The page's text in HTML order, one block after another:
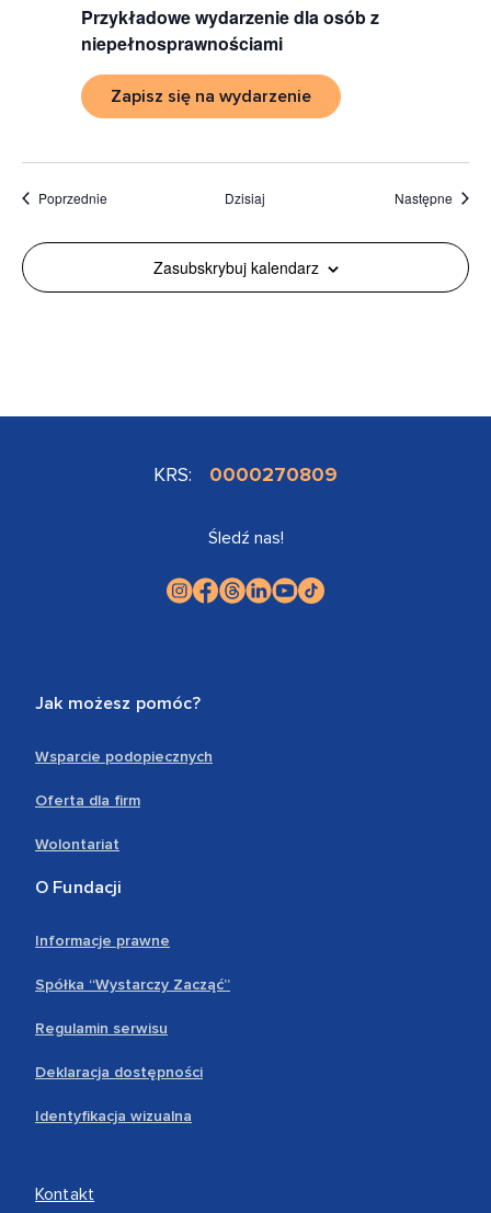
Przykładowe wydarzenie dla osób z
niepełnosprawnościami
Zapisz się na wydarzenie
Poprzednie Dzisiaj Następne
Zasubskrybuj kalendarz
KRS: 0000270809
Śledź nas!
Jak możesz pomóc?
Wsparcie podopiecznych
Oferta dla firm
Wolontariat
O Fundacji
Informacje prawne
Spółka “Wystarczy Zacząć”
Regulamin serwisu
Deklaracja dostępności
Identyfikacja wizualna
Kontakt